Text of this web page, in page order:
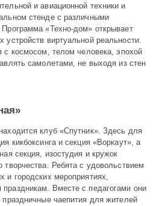
и авиационной техники и
стенде с различными
«Техно-дом» открывает
виртуальной реальности.
с космосом, телом человека, эпохой
самолетами, не выходя из стен
клуб «Спутник». Здесь для
кикбоксинга и секция «Воркаут», а
секция, изостудия и кружок
творчества. Ребята с удовольствием
и городских мероприятиях,
Вместе с педагогами они
праздничные чаепития для жителей